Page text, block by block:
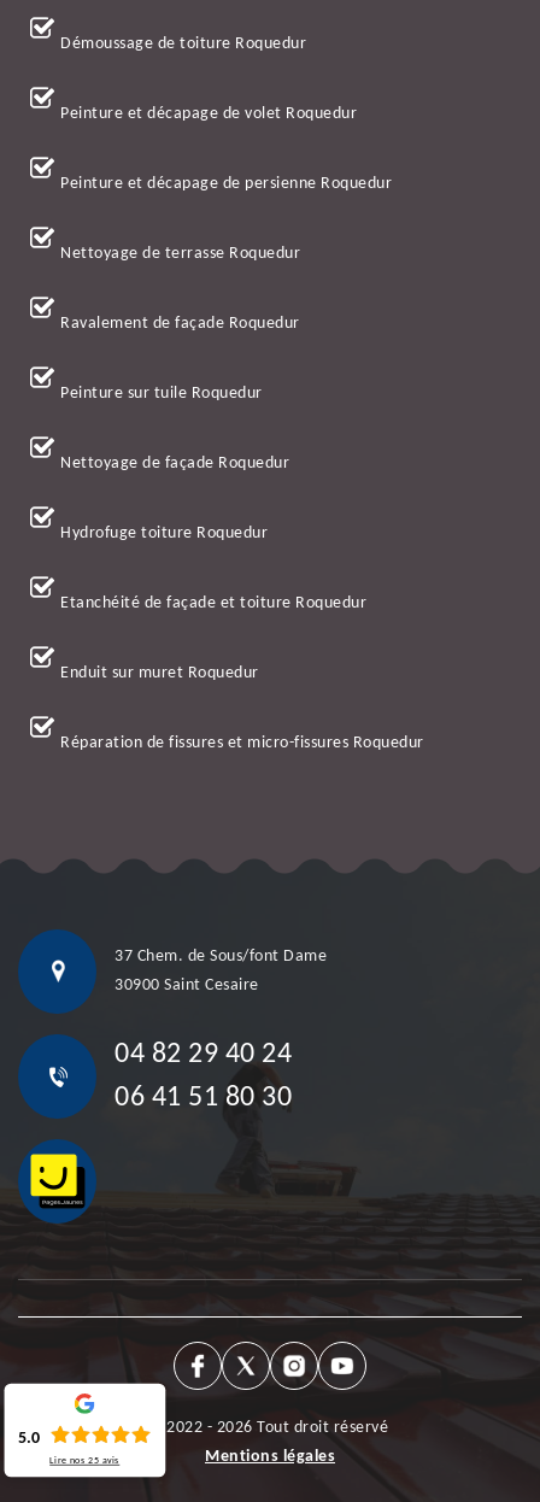
Démoussage de toiture Roquedur
Peinture et décapage de volet Roquedur
Peinture et décapage de persienne Roquedur
Nettoyage de terrasse Roquedur
Ravalement de façade Roquedur
Peinture sur tuile Roquedur
Nettoyage de façade Roquedur
Hydrofuge toiture Roquedur
Etanchéité de façade et toiture Roquedur
Enduit sur muret Roquedur
Réparation de fissures et micro-fissures Roquedur
37 Chem. de Sous/font Dame
30900 Saint Cesaire
04 82 29 40 24
06 41 51 80 30
©2022 - 2026 Tout droit réservé
Mentions légales
5.0
Lire nos25 avis